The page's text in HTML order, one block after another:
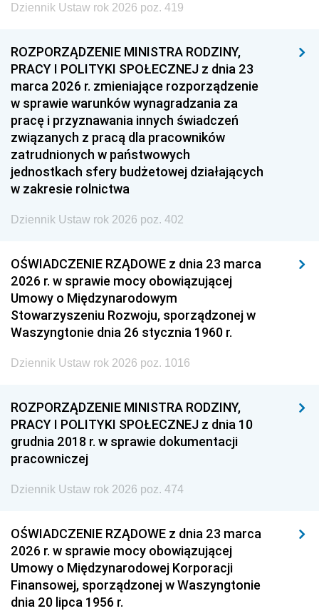
Dziennik Ustaw rok 2026 poz. 419
ROZPORZĄDZENIE MINISTRA RODZINY,
PRACY I POLITYKI SPOŁECZNEJ z dnia 23
marca 2026 r. zmieniające rozporządzenie
w sprawie warunków wynagradzania za
pracę i przyznawania innych świadczeń
związanych z pracą dla pracowników
zatrudnionych w państwowych
jednostkach sfery budżetowej działających
w zakresie rolnictwa
Dziennik Ustaw rok 2026 poz. 402
OŚWIADCZENIE RZĄDOWE z dnia 23 marca
2026 r. w sprawie mocy obowiązującej
Umowy o Międzynarodowym
Stowarzyszeniu Rozwoju, sporządzonej w
Waszyngtonie dnia 26 stycznia 1960 r.
Dziennik Ustaw rok 2026 poz. 1016
ROZPORZĄDZENIE MINISTRA RODZINY,
PRACY I POLITYKI SPOŁECZNEJ z dnia 10
grudnia 2018 r. w sprawie dokumentacji
pracowniczej
Dziennik Ustaw rok 2026 poz. 474
OŚWIADCZENIE RZĄDOWE z dnia 23 marca
2026 r. w sprawie mocy obowiązującej
Umowy o Międzynarodowej Korporacji
Finansowej, sporządzonej w Waszyngtonie
dnia 20 lipca 1956 r.